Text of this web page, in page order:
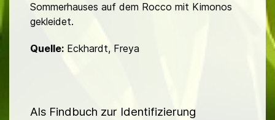
Sommerhauses auf dem Rocco mit Kimonos
gekleidet.
Quelle: Eckhardt, Freya
Als Findbuch zur Identifizierung